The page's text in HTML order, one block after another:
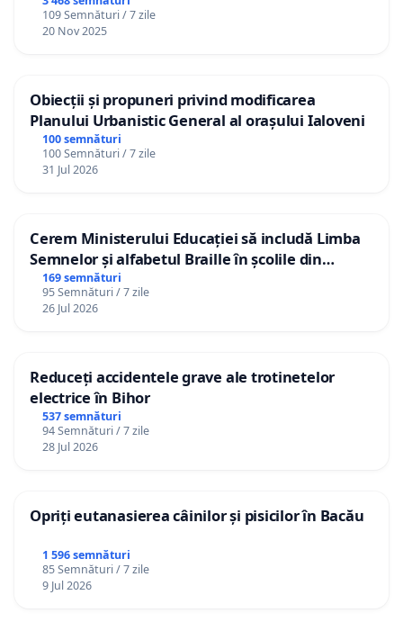
109 Semnături / 7 zile
20 Nov 2025
Obiecții și propuneri privind modificarea
Planului Urbanistic General al orașului Ialoveni
100 semnături
100 Semnături / 7 zile
31 Jul 2026
Cerem Ministerului Educației să includă Limba
Semnelor și alfabetul Braille în școlile din
Republica Moldova!
169 semnături
95 Semnături / 7 zile
26 Jul 2026
Reduceți accidentele grave ale trotinetelor
electrice în Bihor
537 semnături
94 Semnături / 7 zile
28 Jul 2026
Opriți eutanasierea câinilor și pisicilor în Bacău
1 596 semnături
85 Semnături / 7 zile
9 Jul 2026